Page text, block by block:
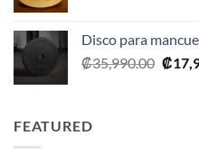
Disco para
₡35,990.00 El
₡
FEATURED